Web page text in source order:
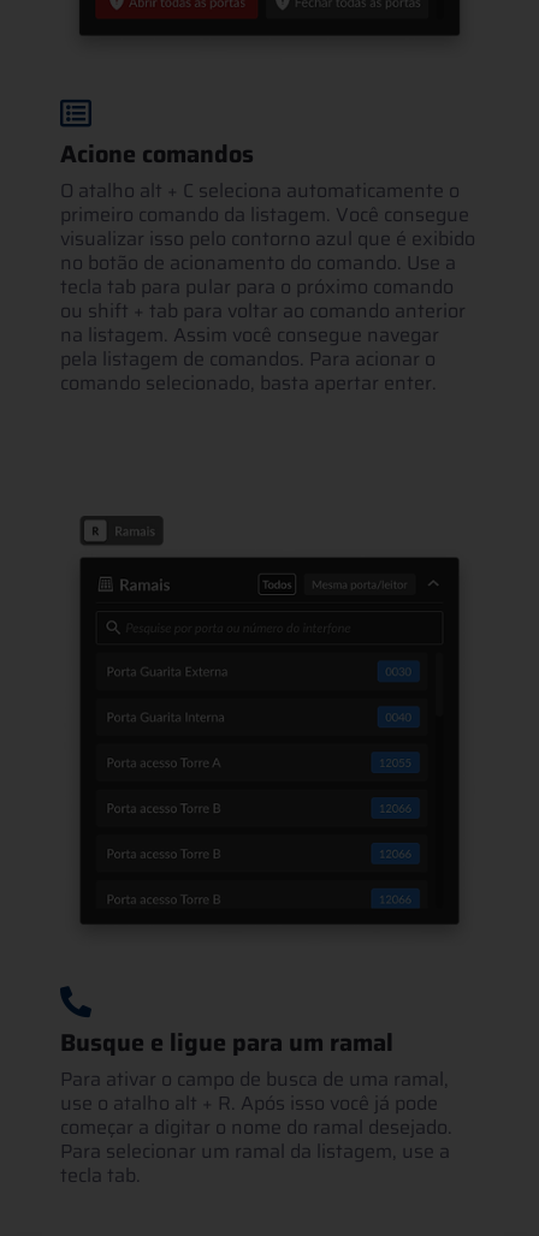
Acione comandos
O atalho alt + C seleciona automaticamente o
primeiro comando da listagem. Você consegue
visualizar isso pelo contorno azul que é exibido
no botão de acionamento do comando. Use a
tecla tab para pular para o próximo comando
ou shift + tab para voltar ao comando anterior
na listagem. Assim você consegue navegar
pela listagem de comandos. Para acionar o
comando selecionado, basta apertar enter.
Busque e ligue para um ramal
Para ativar o campo de busca de uma ramal,
use o atalho alt + R. Após isso você já pode
começar a digitar o nome do ramal desejado.
Para selecionar um ramal da listagem, use a
tecla tab.